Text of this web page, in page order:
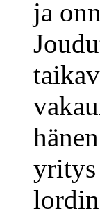
ja
yritys